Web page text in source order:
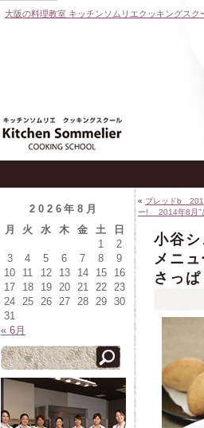
大阪の料理教室 キッチンソムリエクッキングスク
« ブレッドb
ー! 2014年8月”
小谷
メニ
さっ
2026年8月
月
火 水 木 金 土
日
1
2
3
4 5 6 7 8
9
10
11 12 13 14 15
16
17
18 19 20 21 22
23
24 25 26 27 28 29
30
31
« 6月